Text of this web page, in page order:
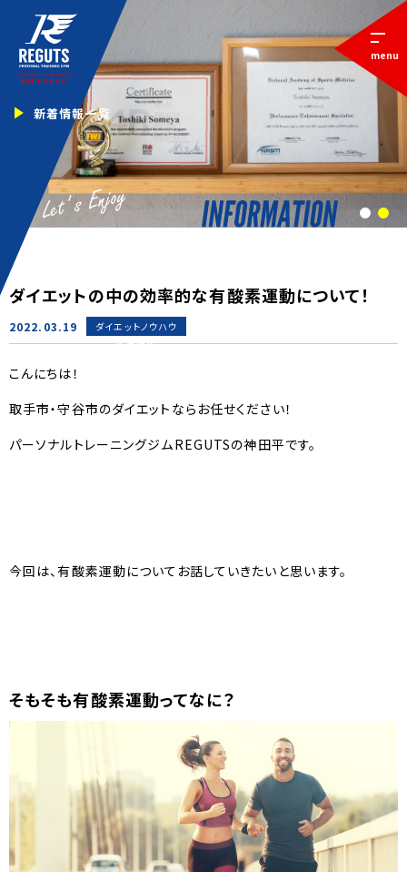
新着情報一覧
1 2
menu
ダイエットの中の効率的な有酸素運動について！
2022.03.19
ダイエットノウハウ
新着情報
こんにちは！
取手市・守谷市のダイエットならお任せください！
パーソナルトレーニングジムREGUTSの神田平です。
今回は、有酸素運動についてお話していきたいと思います。
そもそも有酸素運動ってなに？